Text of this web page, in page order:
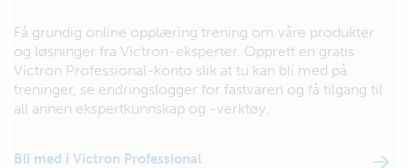
Få grundig online opplæring trening om våre produkter
og løsninger fra Victron-eksperter. Opprett en gratis
Victron Professional-konto slik at tu kan bli med på
treninger, se endringslogger for fastvaren og få tilgang til
all annen ekspertkunnskap og -verktøy.
Bli med i Victron Professional